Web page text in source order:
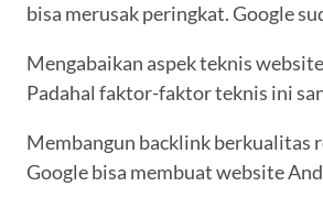
bisa merusak peringkat. Google
Mengabaikan aspek teknis
Padahal faktor-faktor teknis ini
Membangun backlink berkualitas
Google bisa membuat website